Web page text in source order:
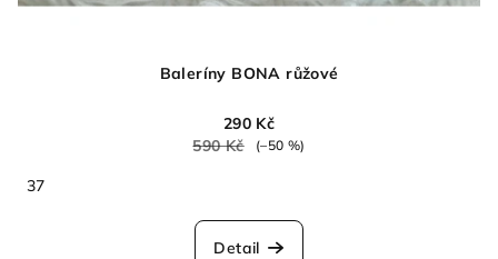
Baleríny BONA růžové
290 Kč
590 Kč
(–50 %)
37
Detail